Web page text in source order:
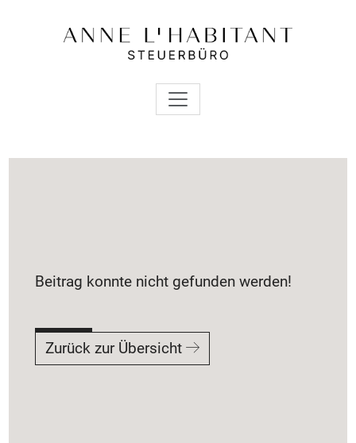
Beitrag konnte nicht gefunden werden!
Zurück zur Übersicht